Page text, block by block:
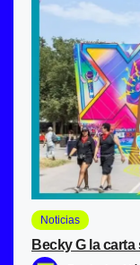
Noticias
Becky G la